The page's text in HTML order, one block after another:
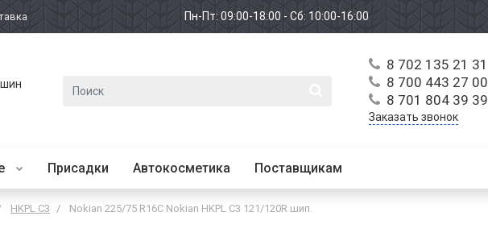
Пн-Пт: 09:00-18:00 - Сб: 10:00-16:00
8 702 135 21 31
8 700 443 27 00
8 701 804 39 39
Заказать звонок
Присадки Автокосметика Поставщикам
HKPL C3 Nokian 225/75 R16C Nokian HKPL C3 121/120R шип.